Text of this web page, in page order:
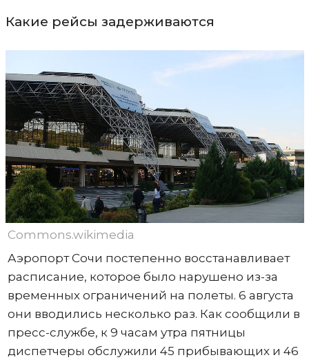
Какие рейсы задерживаются
Commons.wikimedia
Аэропорт Сочи постепенно восстанавливает
расписание, которое было нарушено из-за
временных ограничений на полеты. 6 августа
они вводились несколько раз. Как сообщили в
пресс-службе, к 9 часам утра пятницы
диспетчеры обслужили 45 прибывающих и 46